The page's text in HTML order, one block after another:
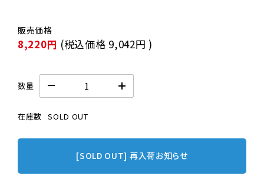
8,220円 (税込価格 9,042円 )
数量
在庫数 SOLD OUT
[SOLD OUT] 再入荷お知らせ